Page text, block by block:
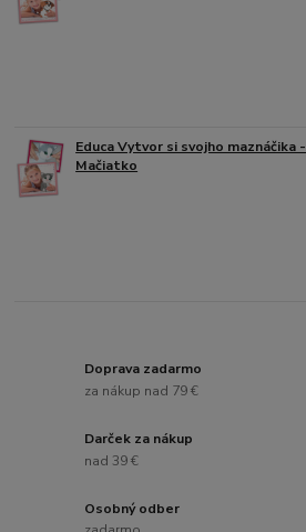
Educa Vytvor si svojho maznáčika -
Mačiatko
Doprava zadarmo
za nákup nad 79 €
Darček za nákup
nad 39 €
Osobný odber